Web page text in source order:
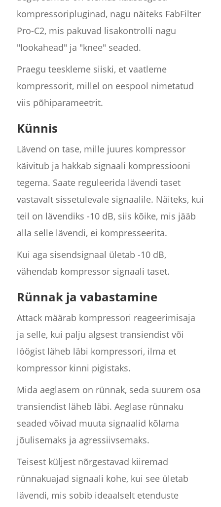
kompressoripluginad, nagu näiteks FabFilter
Pro-C2, mis pakuvad lisakontrolli nagu
"lookahead" ja "knee" seaded.
Praegu teeskleme siiski, et vaatleme
kompressorit, millel on eespool nimetatud
viis põhiparameetrit.
Künnis
Lävend on tase, mille juures kompressor
käivitub ja hakkab signaali kompressiooni
tegema. Saate reguleerida lävendi taset
vastavalt sissetulevale signaalile. Näiteks, kui
teil on lävendiks -10 dB, siis kõike, mis jääb
alla selle lävendi, ei kompresseerita.
Kui aga sisendsignaal ületab -10 dB,
vähendab kompressor signaali taset.
Rünnak ja vabastamine
Attack määrab kompressori reageerimisaja
ja selle, kui palju algsest transiendist või
löögist läheb läbi kompressori, ilma et
kompressor kinni pigistaks.
Mida aeglasem on rünnak, seda suurem osa
transiendist läheb läbi. Aeglase rünnaku
seaded võivad muuta signaalid kõlama
jõulisemaks ja agressiivsemaks.
Teisest küljest nõrgestavad kiiremad
rünnakuajad signaali kohe, kui see ületab
lävendi, mis sobib ideaalselt etenduste